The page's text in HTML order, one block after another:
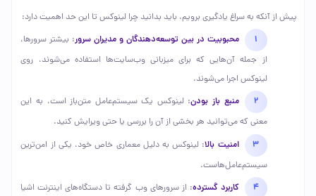
پیش از آنکه به سراغ یادگیری برویم، باید بدانید چرا لینوکس تا این حد اهمیت دارد:
محبوبیت در بین توسعه‌دهندگان و مدیران سرور: بیشتر سرورها،
از جمله آن‌هایی که برای میزبانی وب‌سایت‌ها استفاده می‌شوند، روی
لینوکس اجرا می‌شوند.
منبع باز بودن: لینوکس یک سیستم‌عامل متن‌باز است، به این
معنی که می‌توانید هر بخشی از آن را بررسی یا حتی ویرایش کنید.
امنیت بالا: لینوکس به دلیل معماری خاص خود، یکی از امن‌ترین
سیستم‌عامل‌هاست.
کاربرد گسترده: از سرورهای وب گرفته تا دستگاه‌های اینترنت اشیا